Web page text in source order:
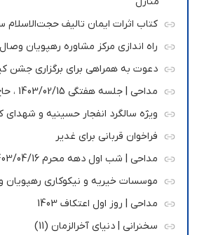
کتاب اثرات ایمان تالیف حجت‌الاسلام
راه اندازی مرکز مشاوره رهپویان وصال
دعوت به همراهی برای برگزاری جشن
مداحی | جلسه هفتگی 1403/02/15 ، حاج علی اکبری
ویژه سالگرد انفجار حسینیه و شهدای
فراخوان قربانی برای غدیر
مداحی | شب اول دهه محرم 1403/04/16
موسسات خیریه و نیکوکاری رهپویان
مداحی | روز اول اعتکاف 1403
سخنرانی | دنیای آخرالزمان (11)